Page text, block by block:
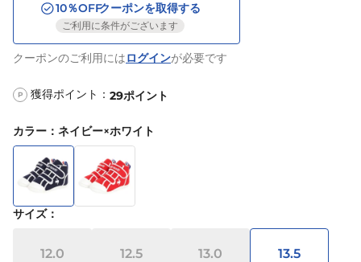
10％OFFクーポンを取得する
ご利用に条件がございます
クーポンのご利用にはログインが必要です
P 獲得ポイント： 29ポイント
カラー ： ネイビー×ホワイト
サイズ：
12.0 12.5 13.0 13.5